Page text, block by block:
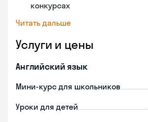
конкурсах
Читать дальше
Услуги и цены
Английский язык
Мини-курс для школьников
Уроки для детей